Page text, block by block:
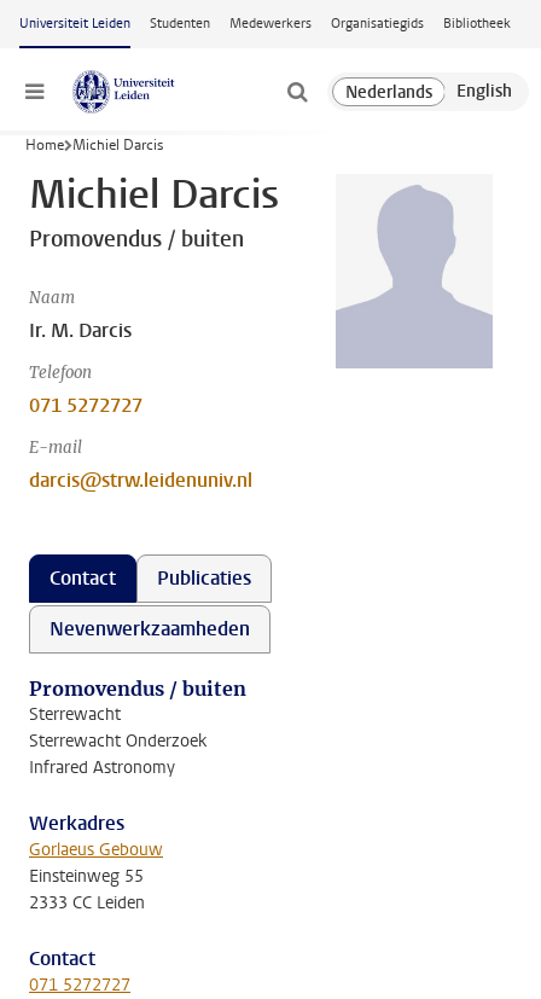
Ga naar hoofdinhoud
Universiteit Leiden Studenten Medewerkers Organisatiegids Bibliotheek
Menu
Home Michiel Darcis
Michiel Darcis
Promovendus / buiten
Naam
Ir. M. Darcis
Telefoon
071 5272727
E-mail
darcis@strw.leidenuniv.nl
Contact
Publicaties
Nevenwerkzaamheden
Promovendus / buiten
Sterrewacht
Sterrewacht Onderzoek
Infrared Astronomy
Werkadres
Gorlaeus Gebouw
Einsteinweg 55
2333 CC Leiden
Contact
071 5272727